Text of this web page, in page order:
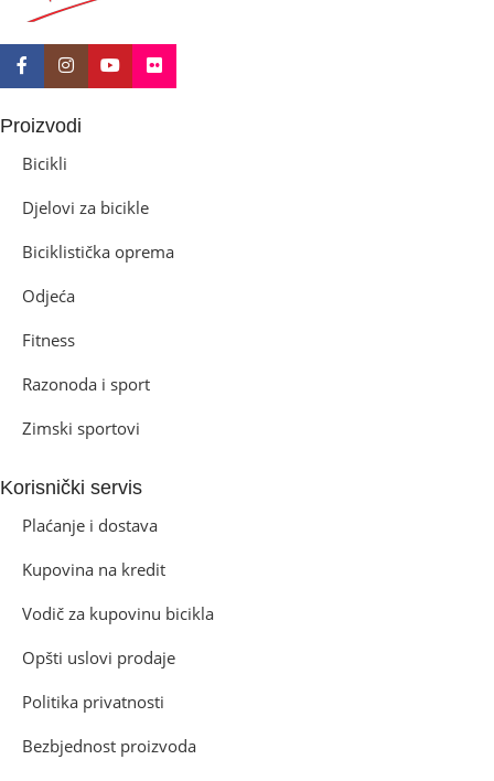
Proizvodi
Bicikli
Djelovi za bicikle
Biciklistička oprema
Odjeća
Fitness
Razonoda i sport
Zimski sportovi
Korisnički servis
Plaćanje i dostava
Kupovina na kredit
Vodič za kupovinu bicikla
Opšti uslovi prodaje
Politika privatnosti
Bezbjednost proizvoda